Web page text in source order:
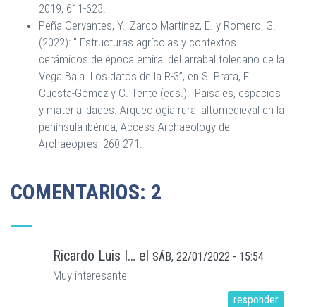
2019, 611-623.
Peña Cervantes, Y.; Zarco Martínez, E. y Romero, G.
(2022): " Estructuras agrícolas y contextos
cerámicos de época emiral del arrabal toledano de la
Vega Baja. Los datos de la R-3”, en S. Prata, F.
Cuesta-Gómez y C. Tente (eds.): Paisajes, espacios
y materialidades. Arqueología rural altomedieval en la
península ibérica, Access Archaeology de
Archaeopres, 260-271.
COMENTARIOS: 2
Ricardo Luis I… el SÁB, 22/01/2022 - 15:54
Muy interesante
responder